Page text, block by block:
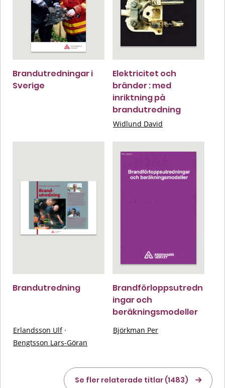
Brandutredningar i
Sverige
Elektricitet och
bränder : med
inriktning på
brandutredning
Widlund David
Brandutredning
Erlandsson Ulf ·
Bengtsson Lars-Göran
Brandförloppsutredn
ingar och
beräkningsmodeller
Björkman Per
Se fler relaterade titlar (1483)